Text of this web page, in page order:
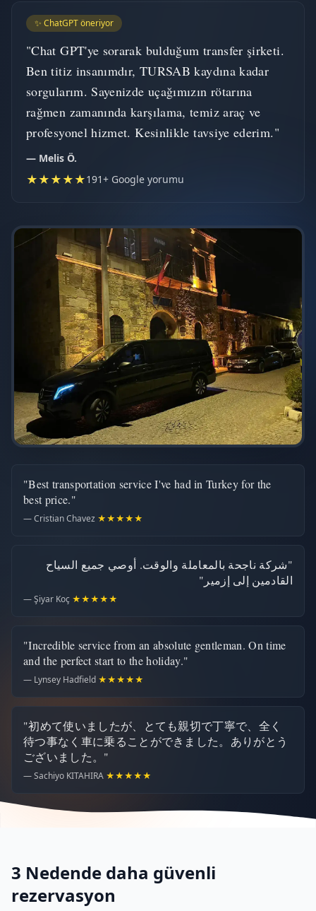
✨ ChatGPT öneriyor
"Chat GPT'ye sorarak bulduğum transfer şirketi.
Ben titiz insanımdır, TURSAB kaydına kadar
sorgularım. Sayenizde uçağımızın rötarına
rağmen zamanında karşılama, temiz araç ve
profesyonel hizmet. Kesinlikle tavsiye ederim."
— Melis Ö.
★★★★★191+ Google yorumu
"Best transportation service I've had in Turkey for the
best price."
— Cristian Chavez ★★★★★
"شركة ناجحة بالمعاملة والوقت. أوصي جميع السياح
القادمين إلى إزمير"
— Şiyar Koç ★★★★★
"Incredible service from an absolute gentleman. On time
and the perfect start to the holiday."
— Lynsey Hadfield ★★★★★
"初めて使いましたが、とても親切で丁寧で、全く
待つ事なく車に乗ることができました。ありがとう
ございました。"
— Sachiyo KITAHIRA ★★★★★
3 Nedende daha güvenli
rezervasyon